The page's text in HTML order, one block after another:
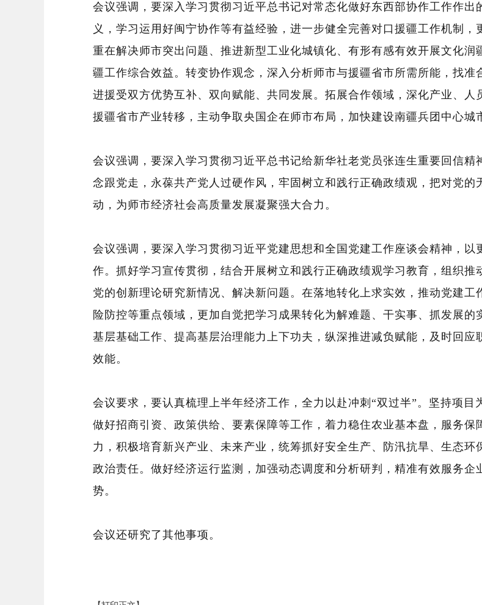
会议强调， 要深入学习贯彻习近平总书记对常态化做好东西部协作工作作出
义，学习运用好闽宁协作等有益经验，进一步健全完善对口援疆工作机制
重在解决师市突出问题、推进新型工业化城镇化、有形有感有效开展文化
疆工作综合效益。转变协作观念，深入分析师市与援疆省市所需所能，找
进援受双方优势互补、双向赋能、共同发展。拓展合作领域，深化产业、人
援疆省市产业转移，主动争取央国企在师市布局，加快建设南疆兵团中心城
会议强调，要深入学习贯彻习近平总书记给新华社老党员张连生重要回信
念跟党走，永葆共产党人过硬作风，牢固树立和践行正确政绩观，把对党
动，为师市经济社会高质量发展凝聚强大合力。
会议强调，要深入学习贯彻习近平党建思想和全国党建工作座谈会精神 ，
作。抓好学习宣传贯彻，结合开展树立和践行正确政绩观学习教育，组织
党的创新理论研究新情况、解决新问题。在落地转化上求实效，推动党建
险防控等重点领域，更加自觉把学习成果转化为解难题、干实事、抓发展
基层基础工作、提高基层治理能力上下功夫，纵深推进减负赋能，及时回
效能。
会议要求，要认真梳理上半年经济工作，全力以赴冲刺 “双过半”。坚持项目
做好招商引资、政策供给、要素保障等工作，着力稳住农业基本盘，服务
力，积极培育新兴产业、未来产业，统筹抓好安全生产、防汛抗旱、生态
政治责任。做好经济运行监测，加强动态调度和分析研判，精准有效服务
势。
会议还研究了其他事项。